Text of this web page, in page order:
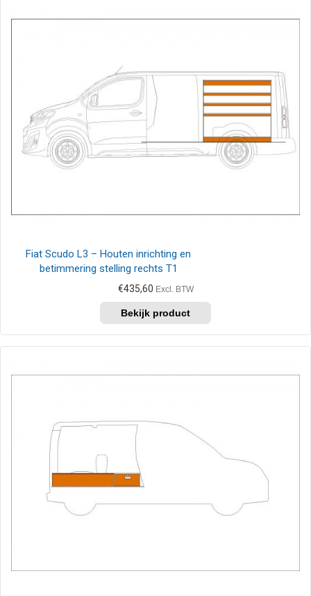
Fiat Scudo L3 – Houten inrichting en
betimmering stelling rechts T1
€435,60 Excl. BTW